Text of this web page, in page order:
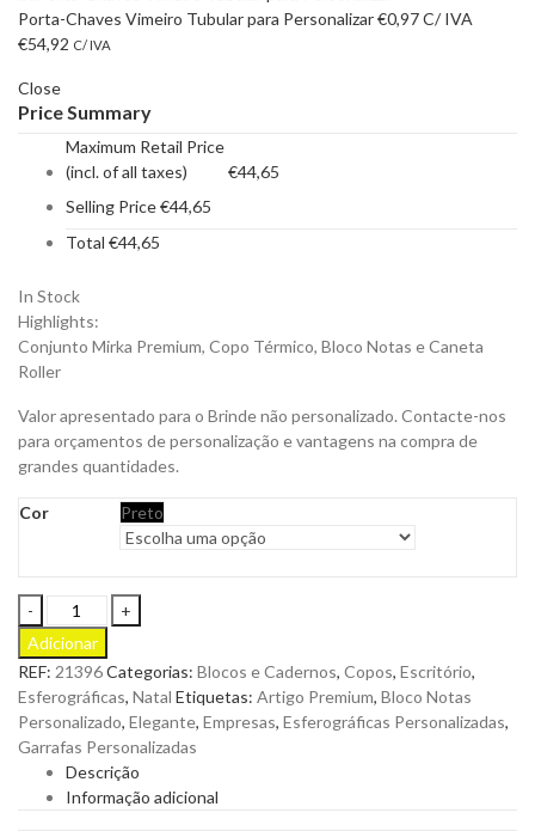
Porta-Chaves Vimeiro Tubular para Personalizar€0,97C/ IVA
€54,92 C/ IVA
Close
Price Summary
Maximum Retail Price
(incl. of all taxes)
€44,65
Selling Price€44,65
Total €44,65
In Stock
Highlights:
Conjunto Mirka Premium, Copo Térmico, Bloco Notas e Caneta
Roller
Valor apresentado para o Brinde não personalizado. Contacte-nos
para orçamentos de personalização e vantagens na compra de
grandes quantidades.
Cor Preto
Conjunto
Mirka
Premium
para
Personalizar
quantity
Adicionar
REF: 21396Categorias: Blocos e Cadernos, Copos, Escritório,
Esferográficas, Natal Etiquetas: Artigo Premium, Bloco Notas
Personalizado, Elegante, Empresas, Esferográficas Personalizadas,
Garrafas Personalizadas
Descrição
Informação adicional